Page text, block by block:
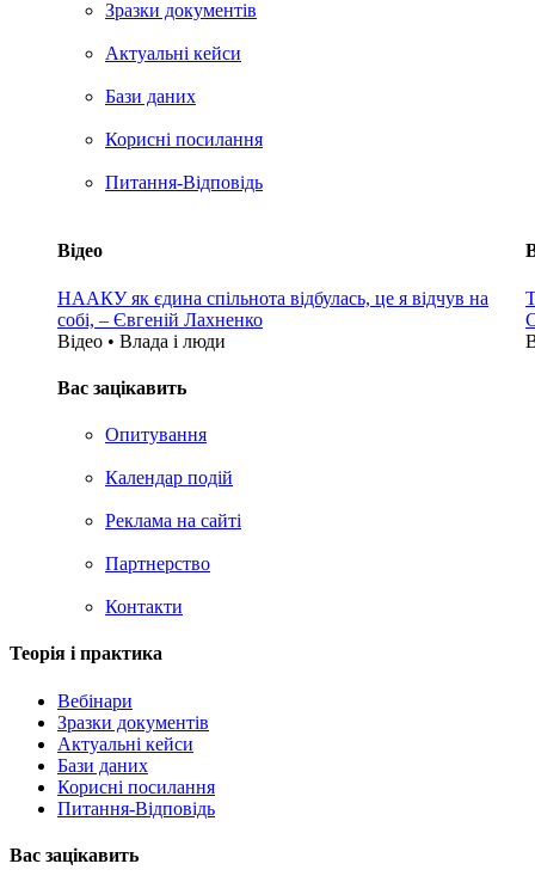
Зразки документів
Актуальні кейси
Бази даних
Корисні посилання
Питання-Відповідь
Відео
НААКУ як єдина спільнота відбулась, це я відчув на
собі, – Євгеній Лахненко
Відео • Влада i люди
Вас зацікавить
Опитування
Календар подій
Реклама на сайтi
Партнерство
Контакти
Теорія i практика
Вебінари
Зразки документів
Актуальні кейси
Бази даних
Корисні посилання
Питання-Відповідь
Вас зацiкавить